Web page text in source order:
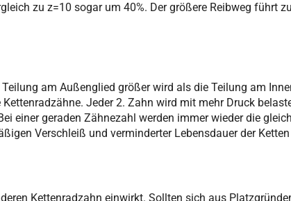
zu z=10 sogar um 40%. Der größere Reibweg führt
am Außenglied größer wird als die Teilung am
Jeder 2. Zahn wird mit mehr Druck
einer geraden Zähnezahl werden immer wieder die
Verschleiß und verminderter Lebensdauer der
Kettenradzahn einwirkt. Sollten sich aus